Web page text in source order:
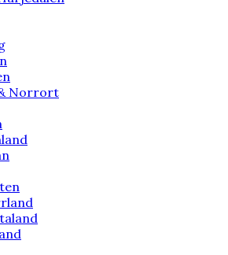
Norrort